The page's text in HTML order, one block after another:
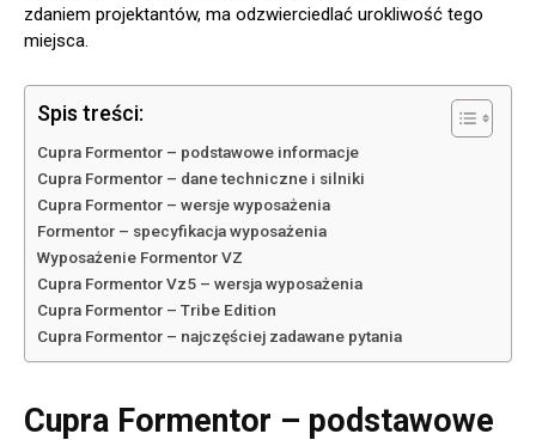
zdaniem projektantów, ma odzwierciedlać urokliwość tego
miejsca.
Spis treści:
Cupra Formentor – podstawowe informacje
Cupra Formentor – dane techniczne i silniki
Cupra Formentor – wersje wyposażenia
Formentor – specyfikacja wyposażenia
Wyposażenie Formentor VZ
Cupra Formentor Vz5 – wersja wyposażenia
Cupra Formentor – Tribe Edition
Cupra Formentor – najczęściej zadawane pytania
Cupra Formentor – podstawowe